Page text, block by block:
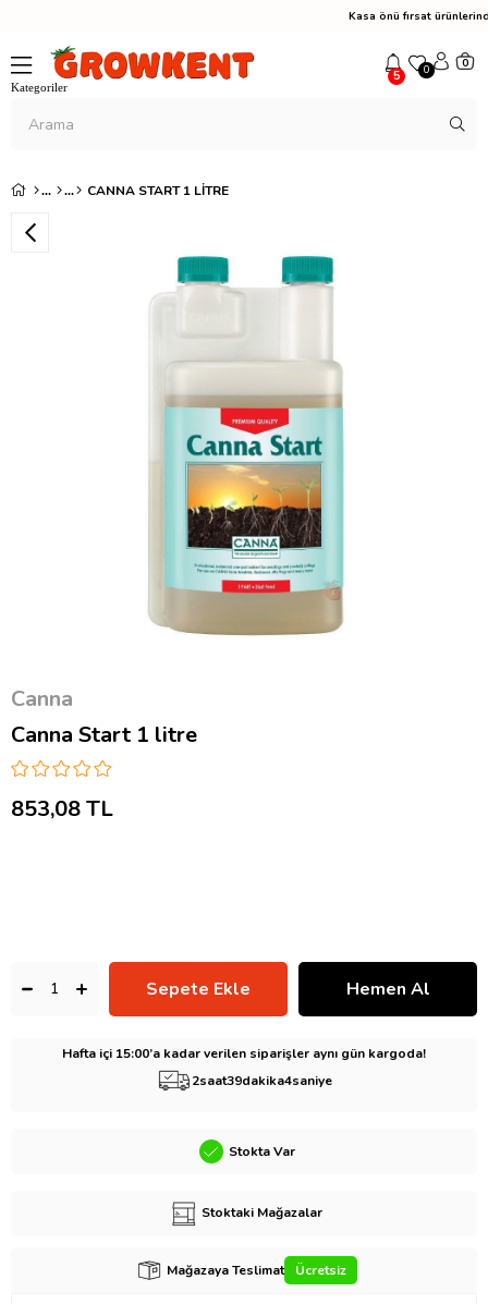
Kasa önü fırsat
5 0 0
CANNA START 1 LITRE
Canna
Canna Start 1 litre
853,08 TL
Hafta içi 15:00’a kadar verilen siparişler aynı gün kargoda!
2saat39dakika3saniye
Stokta Var
Stoktaki Mağazalar
Mağazaya Teslimat Ücretsiz